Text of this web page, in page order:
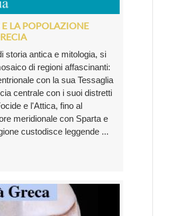
LA POPOLAZIONE
storia antica e mitologia, si
di regioni affascinanti:
con la sua Tessaglia
centrale con i suoi distretti
e l'Attica, fino al
meridionale con Sparta e
custodisce leggende ...